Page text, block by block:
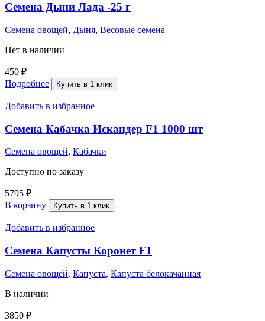
Семена Дыни Лада -25 г
Семена овощей, Дыня, Весовые семена
Нет в наличии
450 ₽
Подробнее
Купить в 1 клик
Добавить в избранное
Семена Кабачка Искандер F1 1000 шт
Семена овощей, Кабачки
Доступно по заказу
5795 ₽
В корзину
Купить в 1 клик
Добавить в избранное
Семена Капусты Коронет F1
Семена овощей, Капуста, Капуста белокачанная
В наличии
3850 ₽